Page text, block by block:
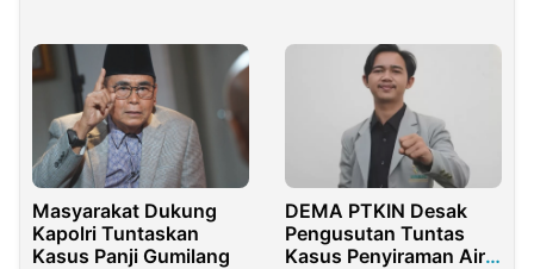
Masyarakat Dukung
Kapolri Tuntaskan
Kasus Panji Gumilang
DEMA PTKIN Desak
Pengusutan Tuntas
Kasus Penyiraman Air